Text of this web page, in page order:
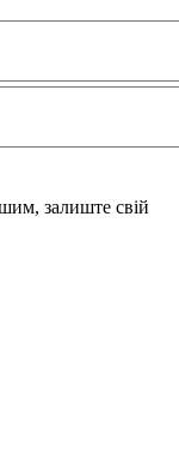
залиште свій